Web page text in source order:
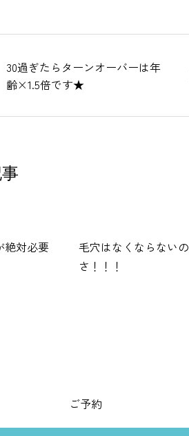
30過ぎたらターンオーバーは年
齢×1.5倍です★
絶対必要
毛穴はなくならないの
さ！！！
ご予約